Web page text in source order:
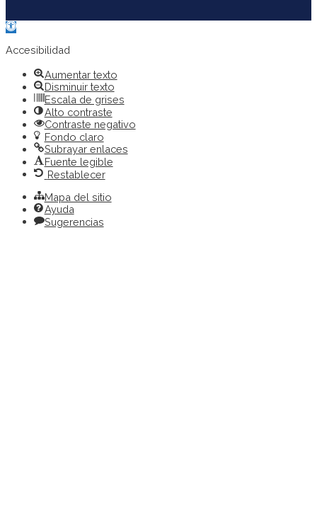
Abrir
de
Accesibilidad
Aumentar texto
Disminuir texto
Escala de grises
Alto contraste
Contraste negativo
Fondo claro
Subrayar enlaces
Fuente legible
Restablecer
Mapa del sitio
Ayuda
Sugerencias